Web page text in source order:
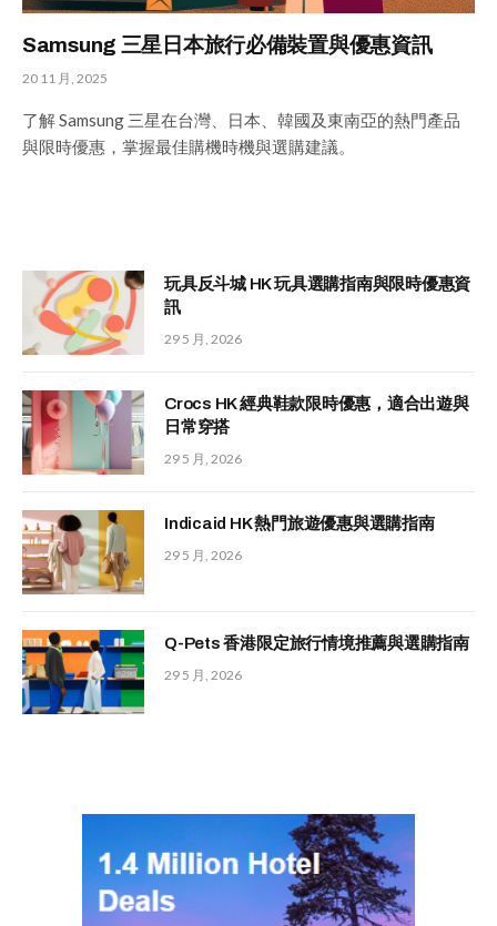
Samsung 三星日本旅行必備裝置與優惠資訊
20 11 月, 2025
了解 Samsung 三星在台灣、日本、韓國及東南亞的熱門產品
與限時優惠，掌握最佳購機時機與選購建議。
玩具反斗城 HK 玩具選購指南與限時優惠資
訊
29 5 月, 2026
Crocs HK 經典鞋款限時優惠，適合出遊與
日常穿搭
29 5 月, 2026
Indicaid HK 熱門旅遊優惠與選購指南
29 5 月, 2026
Q-Pets 香港限定旅行情境推薦與選購指南
29 5 月, 2026